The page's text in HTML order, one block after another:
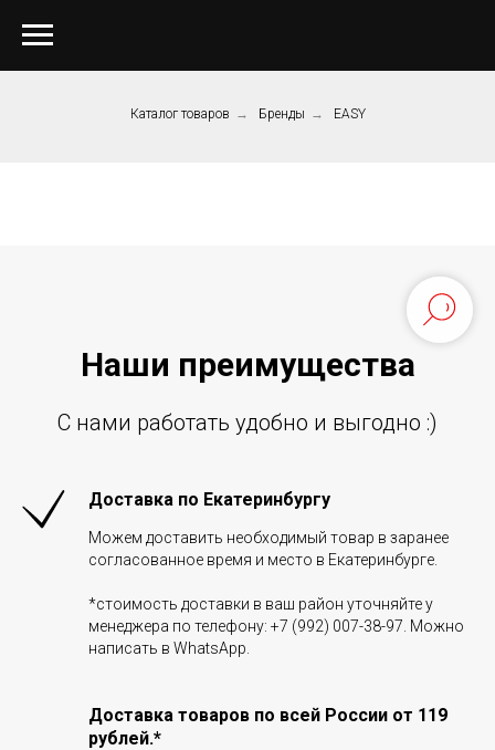
Каталог товаров → Бренды → EASY
Наши преимущества
С нами работать удобно и выгодно :)
Доставка по Екатеринбургу
Можем доставить необходимый товар в заранее
согласованное время и место в Екатеринбурге.
*стоимость доставки в ваш район уточняйте у
менеджера по телефону: +7 (992) 007-38-97. Можно
написать в WhatsApp.
Доставка товаров по всей России от 119
рублей.*